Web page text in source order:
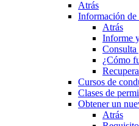
Atrás
Información de
Atrás
Informe
Consulta
¿Cómo
Cursos de
Clases de
Obtener un
Atrás